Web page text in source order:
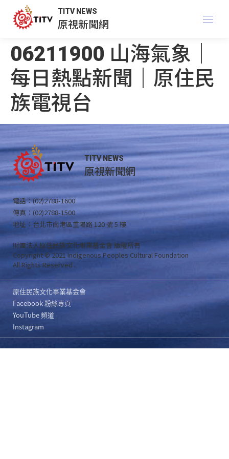
TITV NEWS
原視新聞網
06211900 山海氣象｜
每日熱點新聞｜原住民
族電視台
TITV NEWS
原視新聞網
電話：(02)2788-1600
傳真：(02)2788-1500
地址：台北市南港區重陽路 120 號 5 樓
財團法人原住民族文化事業基金會 版權所有
Copyright © 2021 Indigenous Peoples Cultural Foundation
All Rights Reserved .
原住民族文化事業基金會
Facebook 粉絲專頁
YouTube 頻道
Instagram